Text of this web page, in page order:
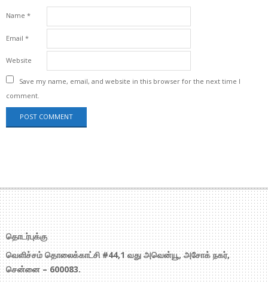
Name *
Email *
Website
Save my name, email, and website in this browser for the next time I
comment.
தொடர்புக்கு
வெளிச்சம் தொலைக்காட்சி #44,1 வது அவென்யூ, அசோக் நகர்,
சென்னை – 600083.